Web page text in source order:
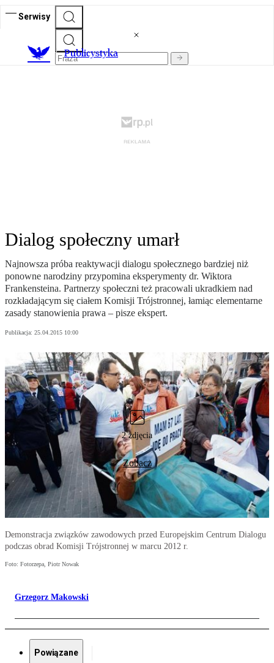
Serwisy
Publicystyka
Dialog społeczny umarł
Najnowsza próba reaktywacji dialogu społecznego bardziej niż
ponowne narodziny przypomina eksperymenty dr. Wiktora
Frankensteina. Partnerzy społeczni też pracowali ukradkiem nad
rozkładającym się ciałem Komisji Trójstronnej, łamiąc elementarne
zasady stanowienia prawa – pisze ekspert.
Publikacja: 25.04.2015 10:00
2 zdjęcia
Zobacz
Demonstracja związków zawodowych przed Europejskim Centrum Dialogu
podczas obrad Komisji Trójstronnej w marcu 2012 r.
Foto: Fotorzepa, Piotr Nowak
Grzegorz Makowski
Powiązane